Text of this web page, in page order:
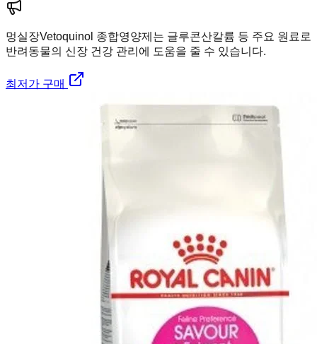
멍실장Vetoquinol 종합영양제는 글루콘산칼륨 등 주요 원료로
반려동물의 신장 건강 관리에 도움을 줄 수 있습니다.
최저가 구매